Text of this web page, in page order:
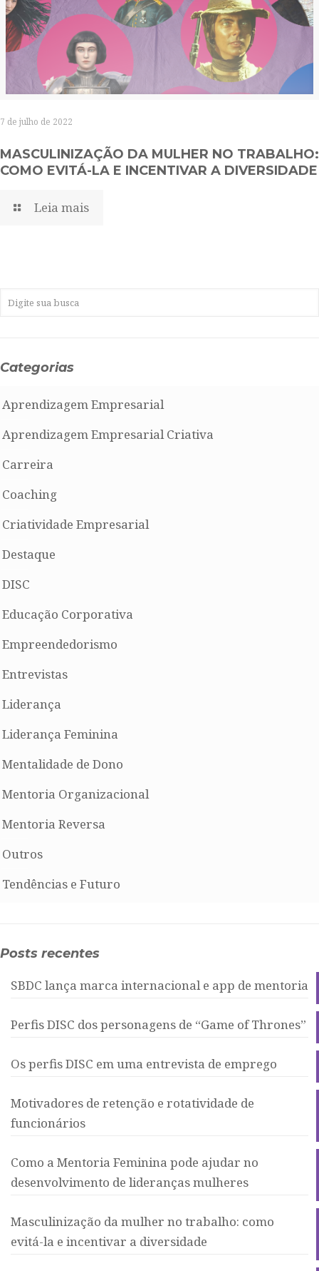
7 de julho de 2022
MASCULINIZAÇÃO DA MULHER NO TRABALHO:
COMO EVITÁ-LA E INCENTIVAR A DIVERSIDADE
Leia mais
Categorias
Aprendizagem Empresarial
Aprendizagem Empresarial Criativa
Carreira
Coaching
Criatividade Empresarial
Destaque
DISC
Educação Corporativa
Empreendedorismo
Entrevistas
Liderança
Liderança Feminina
Mentalidade de Dono
Mentoria Organizacional
Mentoria Reversa
Outros
Tendências e Futuro
Posts recentes
SBDC lança marca internacional e app de mentoria
Perfis DISC dos personagens de “Game of Thrones”
Os perfis DISC em uma entrevista de emprego
Motivadores de retenção e rotatividade de
funcionários
Como a Mentoria Feminina pode ajudar no
desenvolvimento de lideranças mulheres
Masculinização da mulher no trabalho: como
evitá-la e incentivar a diversidade